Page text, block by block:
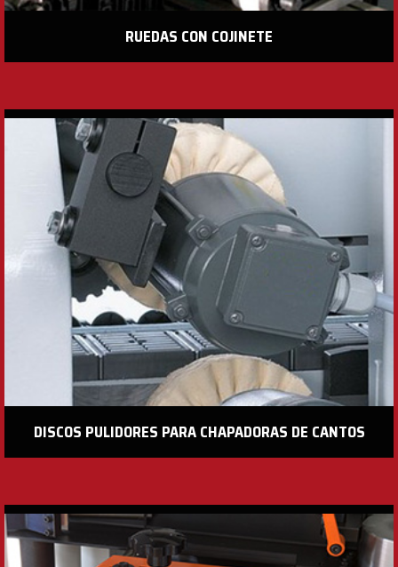
RUEDAS CON COJINETE
DISCOS PULIDORES PARA CHAPADORAS DE CANTOS